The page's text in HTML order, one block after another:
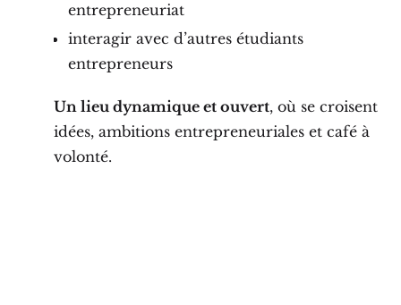
entrepreneuriat
interagir avec d’autres étudiants
entrepreneurs
Un lieu dynamique et ouvert, où se croisent
idées, ambitions entrepreneuriales et café à
volonté.